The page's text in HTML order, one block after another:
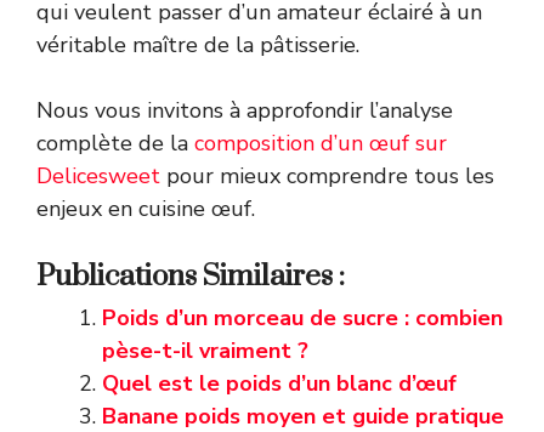
qui veulent passer d’un amateur éclairé à un
véritable maître de la pâtisserie.
Nous vous invitons à approfondir l’analyse
complète de la composition d’un œuf sur
Delicesweet pour mieux comprendre tous les
enjeux en cuisine œuf.
Publications Similaires :
Poids d’un morceau de sucre : combien
pèse-t-il vraiment ?
Quel est le poids d’un blanc d’œuf
Banane poids moyen et guide pratique